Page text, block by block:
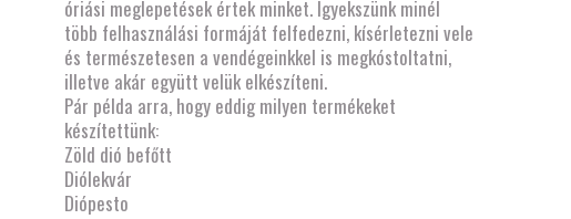
óriási meglepetések értek minket. Igyekszünk minél
több felhasználási formáját felfedezni, kísérletezni vele
és természetesen a vendégeinkkel is megkóstoltatni,
illetve akár együtt velük elkészíteni.
Pár példa arra, hogy eddig milyen termékeket
készítettünk:
Zöld dió befőtt
Diólekvár
Diópesto